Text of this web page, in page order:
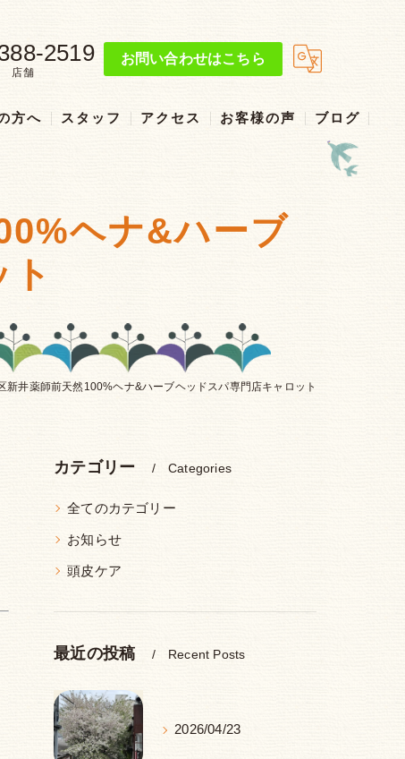
2519
店舗
お問い合わせはこちら
方へ スタッフ アクセス お客様の声 ブログ
ヘナ&ハーブ
新井薬師前天然100%ヘナ&ハーブヘッドスパ専門店キャロット
カテゴリー Categories
全てのカテゴリー
お知らせ
頭皮ケア
最近の投稿 Recent Posts
2026/04/23